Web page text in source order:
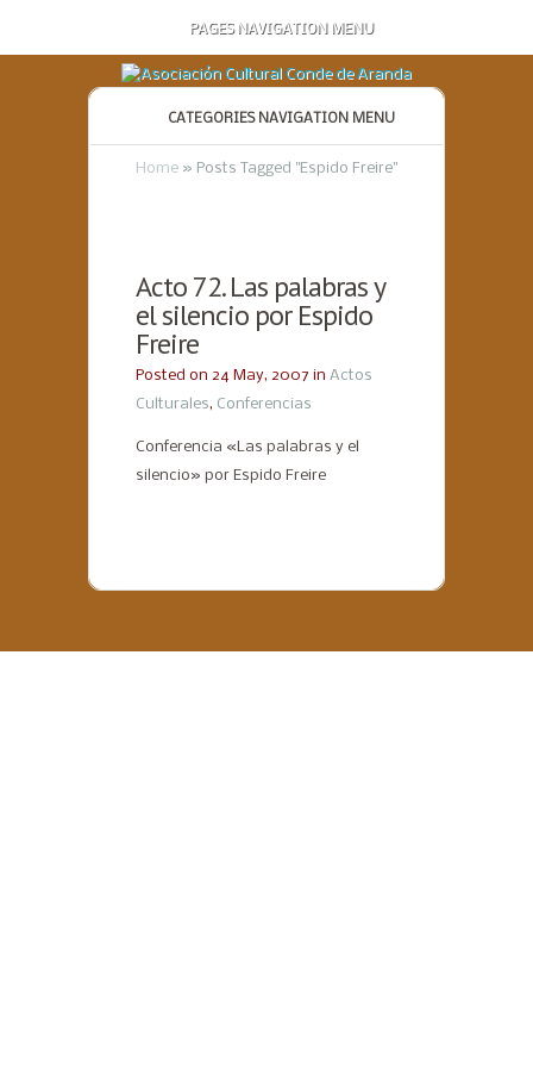
PAGES NAVIGATION MENU
CATEGORIES NAVIGATION MENU
Home » Posts Tagged "Espido Freire"
Acto 72. Las palabras y
el silencio por Espido
Freire
Posted on 24 May, 2007 in Actos
Culturales, Conferencias
Conferencia «Las palabras y el
silencio» por Espido Freire